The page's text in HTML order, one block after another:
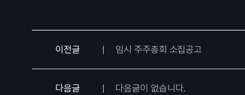
이전글 임시 주주총회 소집공고
다음글 다음글이 없습니다.